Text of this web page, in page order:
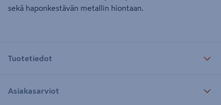
sekä haponkestävän metallin hiontaan.
Tuotetiedot
Asiakasarviot